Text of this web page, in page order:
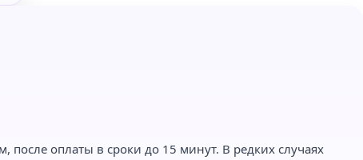
после оплаты в сроки до 15 минут. В редких случаях